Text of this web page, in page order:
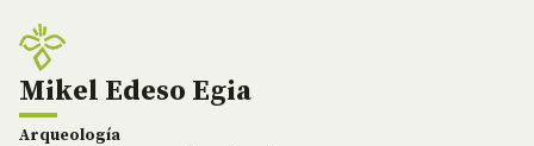
Mikel Edeso Egia
Arqueología